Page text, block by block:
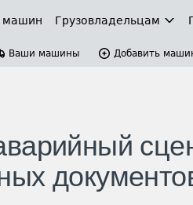
машин Грузовладельцам
Ваши машины Добавить